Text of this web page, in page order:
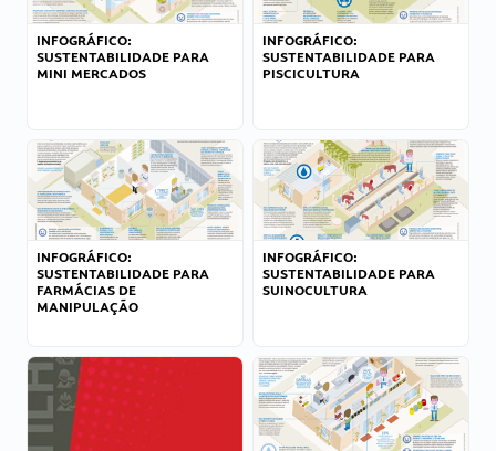
INFOGRÁFICO:
SUSTENTABILIDADE PARA
MINI MERCADOS
INFOGRÁFICO:
SUSTENTABILIDADE PARA
PISCICULTURA
INFOGRÁFICO:
SUSTENTABILIDADE PARA
FARMÁCIAS DE
MANIPULAÇÃO
INFOGRÁFICO:
SUSTENTABILIDADE PARA
SUINOCULTURA